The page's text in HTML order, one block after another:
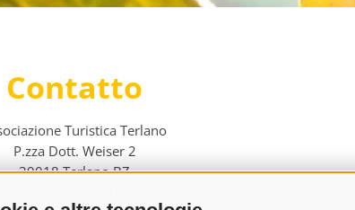
Contatto
Turistica Terlano
P.zza Dott. Weiser 2
39018 Terlano BZ